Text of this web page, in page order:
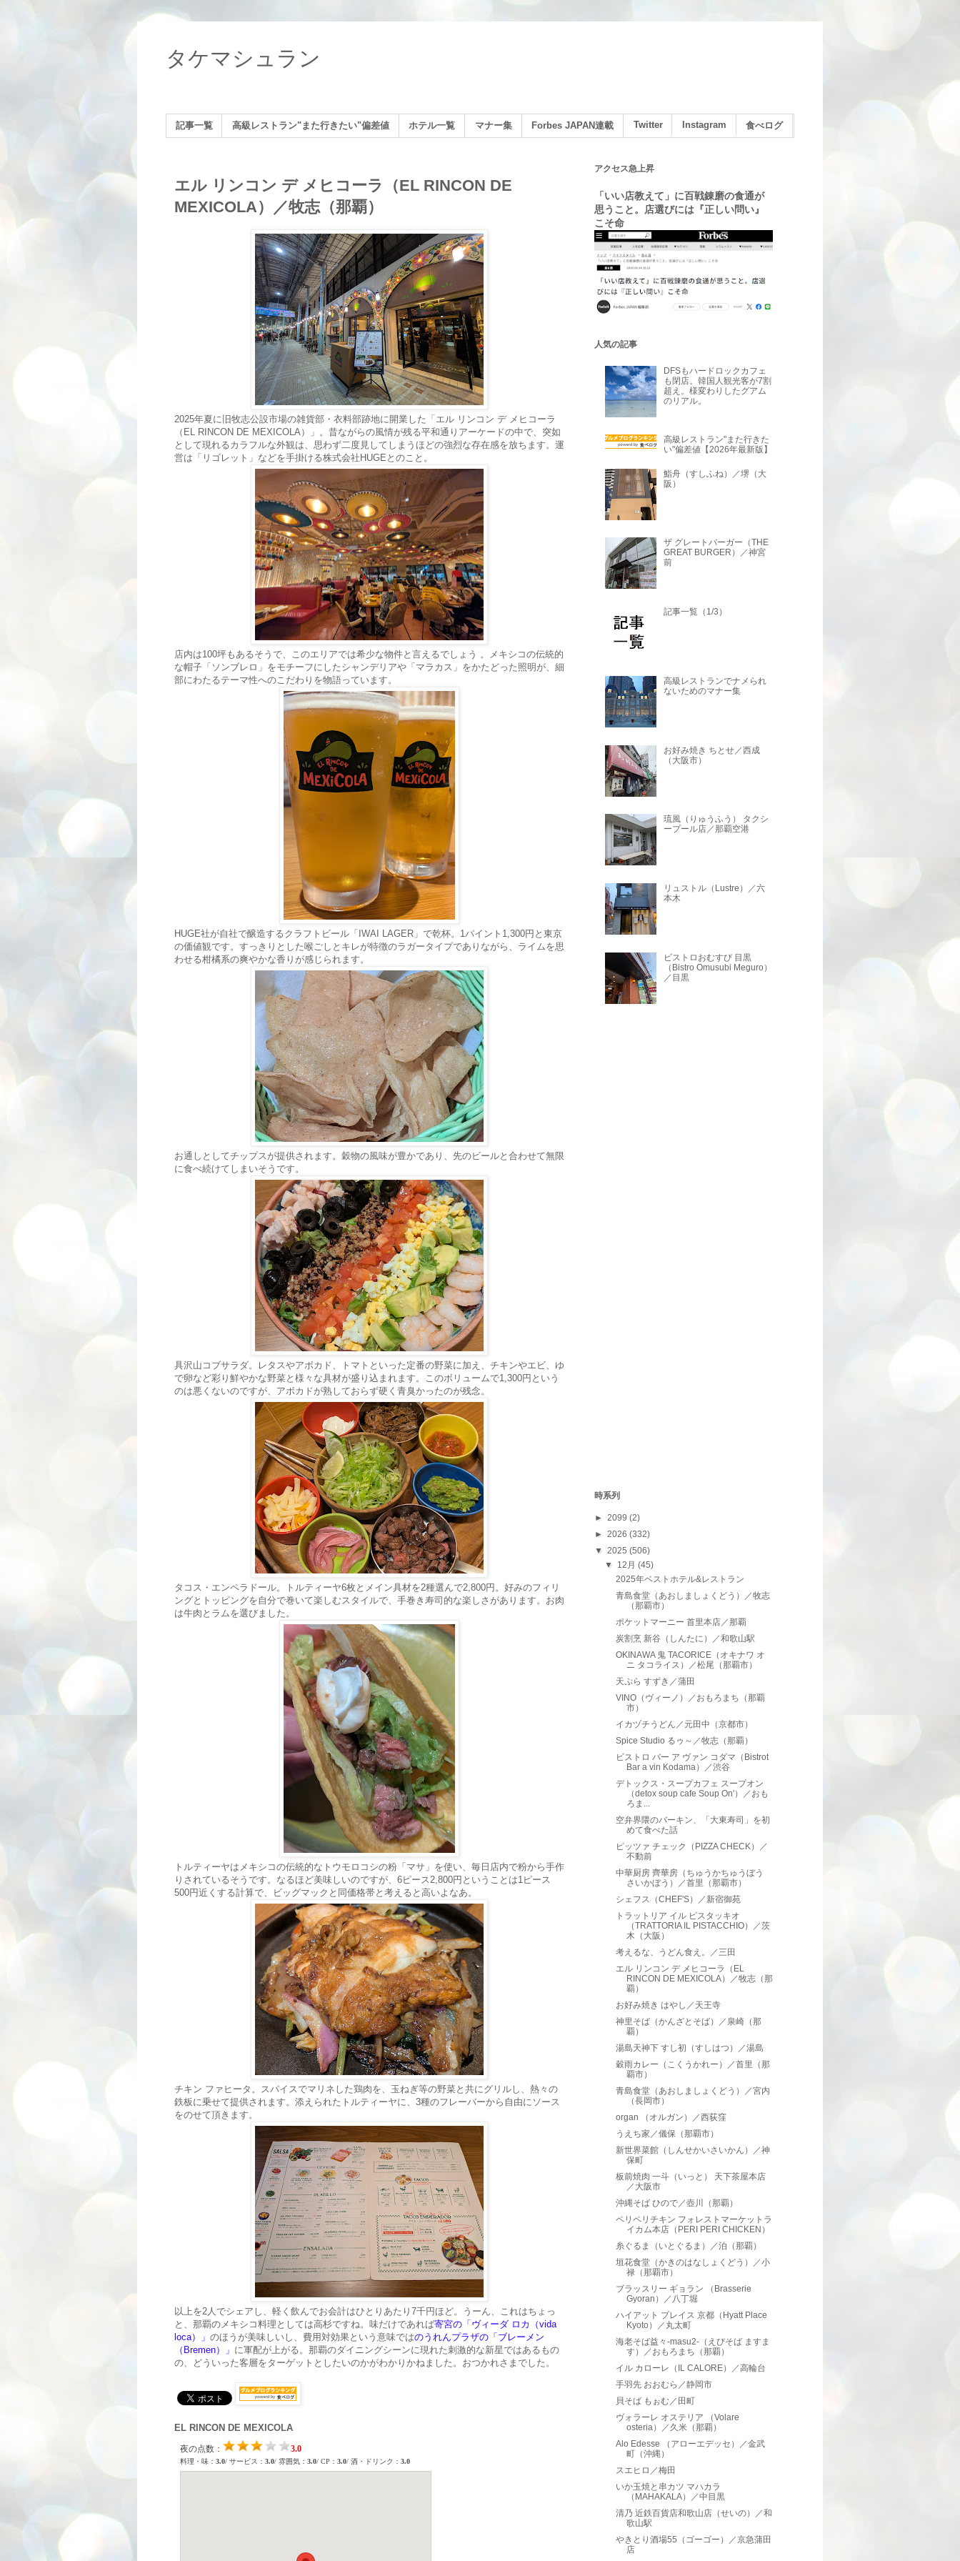
タケマシュラン
記事一覧 高級レストラン"また行きたい"偏差値 ホテル一覧 マナー集 Forbes JAPAN連載 Twitter Instagram 食べログ
エル リンコン デ メヒコーラ（EL RINCON DE
MEXICOLA）／牧志（那覇）
2025年夏に旧牧志公設市場の雑貨部・衣料部跡地に開業した「エル リンコン デ メヒコーラ
（EL RINCON DE MEXICOLA）」。昔ながらの風情が残る平和通りアーケードの中で、突如
として現れるカラフルな外観は、思わず二度見してしまうほどの強烈な存在感を放ちます。運
営は「リゴレット」などを手掛ける株式会社HUGEとのこと。
店内は100坪もあるそうで、このエリアでは希少な物件と言えるでしょう 。メキシコの伝統的
な帽子「ソンブレロ」をモチーフにしたシャンデリアや「マラカス」をかたどった照明が、細
部にわたるテーマ性へのこだわりを物語っています。
HUGE社が自社で醸造するクラフトビール「IWAI LAGER」で乾杯。1パイント1,300円と東京
の価値観です。すっきりとした喉ごしとキレが特徴のラガータイプでありながら、ライムを思
わせる柑橘系の爽やかな香りが感じられます。
お通しとしてチップスが提供されます。穀物の風味が豊かであり、先のビールと合わせて無限
に食べ続けてしまいそうです。
具沢山コブサラダ。レタスやアボカド、トマトといった定番の野菜に加え、チキンやエビ、ゆ
で卵など彩り鮮やかな野菜と様々な具材が盛り込まれます。このボリュームで1,300円という
のは悪くないのですが、アボカドが熟しておらず硬く青臭かったのが残念。
タコス・エンペラドール。トルティーヤ6枚とメイン具材を2種選んで2,800円。好みのフィリ
ングとトッピングを自分で巻いて楽しむスタイルで、手巻き寿司的な楽しさがあります。お肉
は牛肉とラムを選びました。
トルティーヤはメキシコの伝統的なトウモロコシの粉「マサ」を使い、毎日店内で粉から手作
りされているそうです。なるほど美味しいのですが、6ピース2,800円ということは1ピース
500円近くする計算で、ビッグマックと同価格帯と考えると高いよなあ。
チキン ファヒータ。スパイスでマリネした鶏肉を、玉ねぎ等の野菜と共にグリルし、熱々の
鉄板に乗せて提供されます。添えられたトルティーヤに、3種のフレーバーから自由にソース
をのせて頂きます。
以上を2人でシェアし、軽く飲んでお会計はひとりあたり7千円ほど。うーん、これはちょっ
と、那覇のメキシコ料理としては高杉ですね。味だけであれば寄宮の「ヴィーダ ロカ（vida
loca）」 のほうが美味しいし、費用対効果という意味ではのうれんプラザの「ブレーメン
（Bremen）」 に軍配が上がる。那覇のダイニングシーンに現れた刺激的な新星ではあるもの
の、どういった客層をターゲットとしたいのかがわかりかねました。おつかれさまでした。
EL RINCON DE MEXICOLA
アクセス急上昇
「いい店教えて」に百戦錬磨の食通が
思うこと。店選びには『正しい問い』
こそ命
人気の記事
DFSもハードロックカフェ
も閉店。韓国人観光客が7割
超え。様変わりしたグアム
のリアル。
高級レストラン"また行きた
い"偏差値【2026年最新版】
鮨舟（すしふね）／堺（大
阪）
ザ グレートバーガー（THE
GREAT BURGER）／神宮
前
記事一覧（1/3）
高級レストランでナメられ
ないためのマナー集
お好み焼き ちとせ／西成
（大阪市）
琉風（りゅうふう） タクシ
ープール店／那覇空港
リュストル（Lustre）／六
本木
ビストロおむすび 目黒
（Bistro Omusubi Meguro）
／目黒
時系列
► 2099 (2)
► 2026 (332)
▼ 2025 (506)
▼ 12月(45)
2025年ベストホテル&レストラン
青島食堂（あおしましょくどう）／牧志
（那覇市）
ポケットマーニー 首里本店／那覇
炭割烹 新谷（しんたに）／和歌山駅
OKINAWA 鬼 TACORICE（オキナワ オ
ニ タコライス）／松尾（那覇市）
天ぷら すずき／蒲田
VINO（ヴィーノ）／おもろまち（那覇
市）
イカヅチうどん／元田中（京都市）
Spice Studio るゥ～／牧志（那覇）
ビストロ バー ア ヴァン コダマ（Bistrot
Bar a vin Kodama）／渋谷
デトックス・スープカフェ スープオン
（detox soup cafe Soup On'）／おも
ろま...
空弁界隈のバーキン、「大東寿司」を初
めて食べた話
ピッツァ チェック（PIZZA CHECK）／
不動前
中華厨房 齊華房（ちゅうかちゅうぼう
さいかぼう）／首里（那覇市）
シェフス（CHEF'S）／新宿御苑
トラットリア イル ピスタッキオ
（TRATTORIA IL PISTACCHIO）／茨
木（大阪）
考えるな、うどん食え。／三田
エル リンコン デ メヒコーラ（EL
RINCON DE MEXICOLA）／牧志（那
覇）
お好み焼き はやし／天王寺
神里そば（かんざとそば）／泉崎（那
覇）
湯島天神下 すし初（すしはつ）／湯島
穀雨カレー（こくうかれー）／首里（那
覇市）
青島食堂（あおしましょくどう）／宮内
（長岡市）
organ （オルガン）／西荻窪
うえち家／儀保（那覇市）
新世界菜館（しんせかいさいかん）／神
保町
板前焼肉 一斗（いっと） 天下茶屋本店
／大阪市
沖縄そば ひので／壺川（那覇）
ペリペリチキン フォレストマーケットラ
イカム本店（PERI PERI CHICKEN）
糸ぐるま（いとぐるま）／泊（那覇）
垣花食堂（かきのはなしょくどう）／小
禄（那覇市）
ブラッスリー ギョラン （Brasserie
Gyoran）／八丁堀
ハイアット プレイス 京都（Hyatt Place
Kyoto）／丸太町
海老そば益々-masu2-（えびそば ますま
す）／おもろまち（那覇）
イル カローレ（IL CALORE）／高輪台
手羽先 おおむら／静岡市
貝そば もぉむ／田町
ヴォラーレ オステリア （Volare
osteria）／久米（那覇）
Alo Edesse （アローエデッセ）／金武
町（沖縄）
スエヒロ／梅田
いか玉焼と串カツ マハカラ
（MAHAKALA）／中目黒
清乃 近鉄百貨店和歌山店（せいの）／和
歌山駅
やきとり酒場55（ゴーゴー）／京急蒲田
店